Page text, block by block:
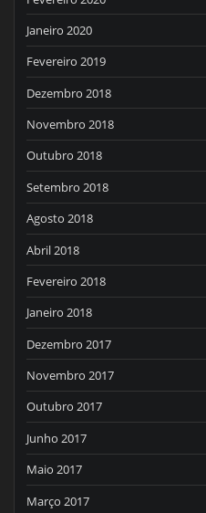
Janeiro 2020
Fevereiro 2019
Dezembro 2018
Novembro 2018
Outubro 2018
Setembro 2018
Agosto 2018
Abril 2018
Fevereiro 2018
Janeiro 2018
Dezembro 2017
Novembro 2017
Outubro 2017
Junho 2017
Maio 2017
Março 2017